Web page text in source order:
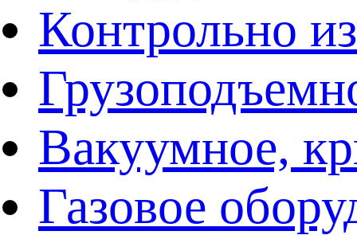
Контрольно
Вакуумное,
Газовое